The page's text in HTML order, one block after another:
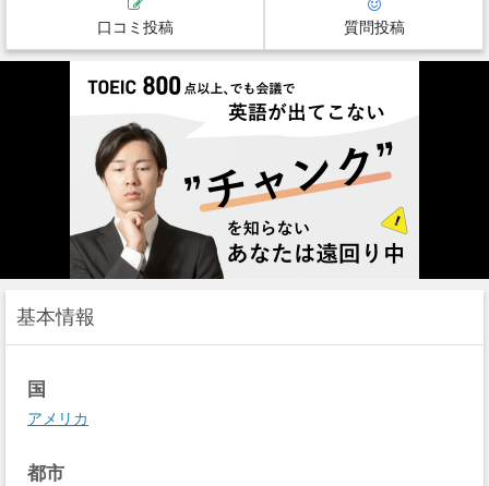
口コミ投稿 質問投稿
基本情報
国
アメリカ
都市